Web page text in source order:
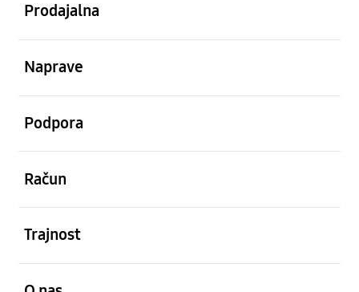
Prodajalna
Naprave
Podpora
Račun
Trajnost